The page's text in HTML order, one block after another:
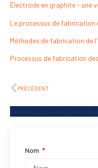
Électrode en graphite - une
Le processus de fabrication
Méthodes de fabrication de
Processus de fabrication
PRÉCÉDENT
Envoyez votre demande dès
Nom